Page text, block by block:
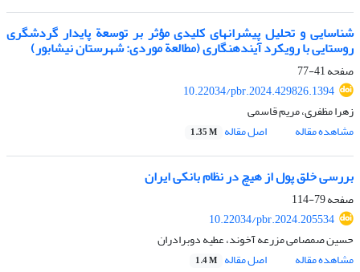
شناسایی و تحلیل پیشران‏های کلیدی مؤثر بر توسعة پایدار گردشگری
روستایی با رویکرد آینده‏نگاری (مطالعة موردی: شهرستان نیشابور)
صفحه41-77
10.22034/pbr.2024.429826.1394
زهرا مظفری، مریم قاسمی
مشاهده مقاله
اصل مقاله 1.35 M
بررسی خلق پول از هیچ در نظام بانکی ایران
صفحه79-114
10.22034/pbr.2024.205534
حسین صمصامی مزرعه آخوند، عطیه دوبرادران
مشاهده مقاله
اصل مقاله 1.4 M